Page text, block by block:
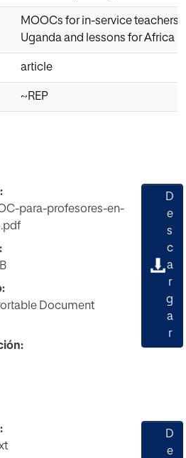
MOOCs for in-service teachers:
Uganda and lessons for Africa
article
~REP
para-profesores-en-
Document
D
e
s
c
a
r
g
a
r
D
e